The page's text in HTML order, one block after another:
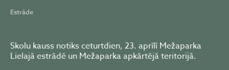
Estrāde
Skolu kauss notiks ceturtdien, 23. aprīlī Mežaparka
Lielajā estrādē un Mežaparka apkārtējā teritorijā.